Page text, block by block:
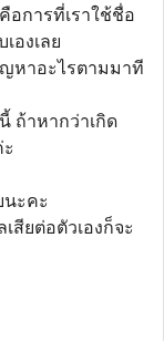
อการที่เราใช้ชื่อ
องเลย
ญหาอะไรตามมาที
ถ้าหากว่าเกิด
ะคะ
สียต่อตัวเองก็จะ